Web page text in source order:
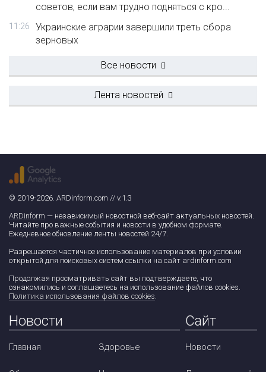
советов, если вам трудно подняться с кро...
11:26
Украинские аграрии завершили треть сбора
зерновых
Все новости
Лента новостей
© 2019-2026. ARDinform.com // v.1.3
ARDinform — независимый новостной веб-сайт актуальных новостей.
Читайте про важные события и новости в удобном формате.
Ежедневное обновление ленты новостей 24/7.
Разрешается частичное использование материалов при условии
открытой для поисковых систем ссылки на сайт ardinform.com
Продолжая просматривать сайт вы подтверждаете, что
ознакомились и соглашаетесь на использование файлов cookies.
Политика использования файлов cookies.
Новости
Главная Здоровье
Сайт
Новости